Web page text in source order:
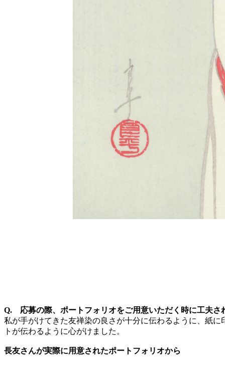
Q. 応募の際、ポートフォリオをご用意いただく時に工夫さ
私が手がけてきた友禅染の良さが十分に伝わるように、紙
トが伝わるように心がけました。
長友さんが実際に用意されたポートフォリオから